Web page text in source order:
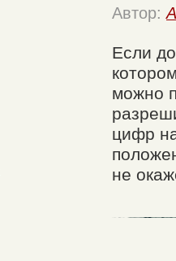
Автор:
Если
можно
цифр
не